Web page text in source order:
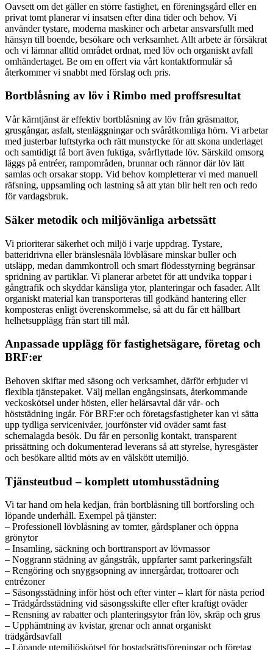
Oavsett om det gäller en större fastighet, en föreningsgård eller en
privat tomt planerar vi insatsen efter dina tider och behov. Vi
använder tystare, moderna maskiner och arbetar ansvarsfullt med
hänsyn till boende, besökare och verksamhet. Allt arbete är försäkrat
och vi lämnar alltid området ordnat, med löv och organiskt avfall
omhändertaget. Be om en offert via vårt kontaktformulär så
återkommer vi snabbt med förslag och pris.
Bortblåsning av löv i Rimbo med proffsresultat
Vår kärntjänst är effektiv bortblåsning av löv från gräsmattor,
grusgångar, asfalt, stenläggningar och svåråtkomliga hörn. Vi arbetar
med justerbar luftstyrka och rätt munstycke för att skona underlaget
och samtidigt få bort även fuktiga, svårflyttade löv. Särskild omsorg
läggs på entréer, rampområden, brunnar och rännor där löv lätt
samlas och orsakar stopp. Vid behov kompletterar vi med manuell
räfsning, uppsamling och lastning så att ytan blir helt ren och redo
för vardagsbruk.
Säker metodik och miljövänliga arbetssätt
Vi prioriterar säkerhet och miljö i varje uppdrag. Tystare,
batteridrivna eller bränslesnåla lövblåsare minskar buller och
utsläpp, medan dammkontroll och smart flödesstyrning begränsar
spridning av partiklar. Vi planerar arbetet för att undvika toppar i
gångtrafik och skyddar känsliga ytor, planteringar och fasader. Allt
organiskt material kan transporteras till godkänd hantering eller
komposteras enligt överenskommelse, så att du får ett hållbart
helhetsupplägg från start till mål.
Anpassade upplägg för fastighetsägare, företag och
BRF:er
Behoven skiftar med säsong och verksamhet, därför erbjuder vi
flexibla tjänstepaket. Välj mellan engångsinsats, återkommande
veckoskötsel under hösten, eller helårsavtal där vår- och
höststädning ingår. För BRF:er och företagsfastigheter kan vi sätta
upp tydliga servicenivåer, jourfönster vid oväder samt fast
schemalagda besök. Du får en personlig kontakt, transparent
prissättning och dokumenterad leverans så att styrelse, hyresgäster
och besökare alltid möts av en välskött utemiljö.
Tjänsteutbud – komplett utomhusstädning
Vi tar hand om hela kedjan, från bortblåsning till bortforsling och
löpande underhåll. Exempel på tjänster:
– Professionell lövblåsning av tomter, gårdsplaner och öppna
grönytor
– Insamling, säckning och borttransport av lövmassor
– Noggrann städning av gångstråk, uppfarter samt parkeringsfält
– Rengöring och snyggsopning av innergårdar, trottoarer och
entrézoner
– Säsongsstädning inför höst och efter vinter – klart för nästa period
– Trädgårdsstädning vid säsongsskifte eller efter kraftigt oväder
– Rensning av rabatter och planteringsytor från löv, skräp och grus
– Upphämtning av kvistar, grenar och annat organiskt
trädgårdsavfall
– Löpande utemiljöskötsel för bostadsrättsföreningar och företag